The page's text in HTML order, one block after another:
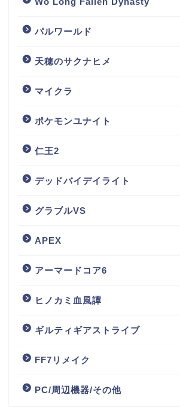
パルワールド
天穂のサクナヒメ
マイクラ
ポケモンユナイト
仁王2
デッドバイデイライト
グラブルVS
APEX
アーマードコア6
ヒノカミ血風譚
ギルティギアストライブ
FF7リメイク
PC/周辺機器/その他